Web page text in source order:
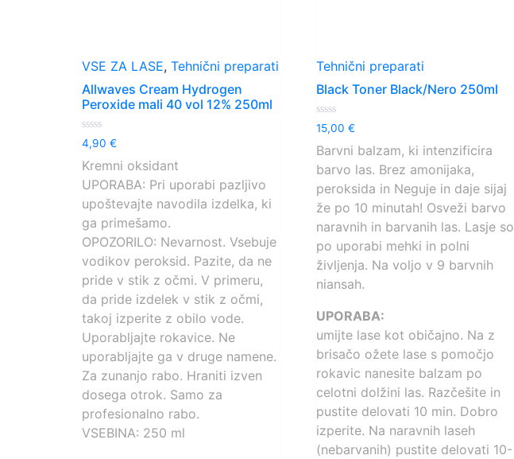
VSE ZA LASE, Tehnični preparati
Allwaves Cream Hydrogen
Peroxide mali 40 vol 12% 250ml
Ocenjeno
0
od
5
4,90 €
Kremni oksidant
UPORABA: Pri uporabi pazljivo
upoštevajte navodila izdelka, ki
ga primešamo.
OPOZORILO: Nevarnost. Vsebuje
vodikov peroksid. Pazite, da ne
pride v stik z očmi. V primeru,
da pride izdelek v stik z očmi,
takoj izperite z obilo vode.
Uporabljajte rokavice. Ne
uporabljajte ga v druge namene.
Za zunanjo rabo. Hraniti izven
dosega otrok. Samo za
profesionalno rabo.
VSEBINA: 250 ml
Tehnični preparati
Black Toner Black/Nero 250ml
Ocenjeno
0
od
5
15,00 €
Barvni balzam, ki intenzificira
barvo las. Brez amonijaka,
peroksida in Neguje in daje sijaj
že po 10 minutah! Osveži barvo
naravnih in barvanih las. Lasje so
po uporabi mehki in polni
življenja. Na voljo v 9 barvnih
niansah.
UPORABA:
umijte lase kot običajno. Na z
brisačo ožete lase s pomočjo
rokavic nanesite balzam po
celotni dolžini las. Razčešite in
pustite delovati 10 min. Dobro
izperite. Na naravnih laseh
(nebarvanih) pustite delovati 10-